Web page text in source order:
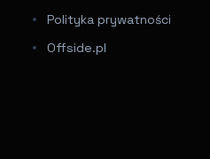
Polityka prywatności
Offside.pl